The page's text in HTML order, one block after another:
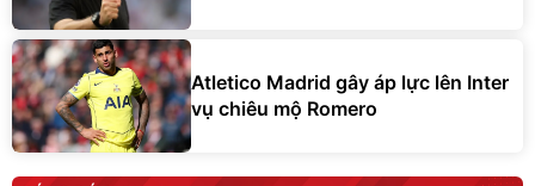
Atletico Madrid gây áp lực lên Inter
vụ chiêu mộ Romero